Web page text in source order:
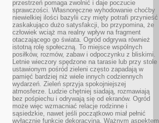
przestrzeń pomaga zwolnić i daje poczucie
sprawczości. Własnoręczne wyhodowanie choćby
niewielkiej ilości bazylii czy mięty potrafi przynieść
zaskakująco dużo satysfakcji, bo przypomina, że
człowiek wciąż ma realny wpływ na fragment
otaczającego go świata. Ogród odgrywa również
istotną rolę społeczną. To miejsce wspólnych
posiłków, rozmów, zabaw i odpoczynku z bliskimi.
Letnie wieczory spędzone na tarasie lub przy stole
ustawionym pośród zieleni często zapadają w
pamięć bardziej niż wiele innych codziennych
wydarzeń. Zieleń sprzyja spokojniejszej
atmosferze. Ludzie chętniej siadają, rozmawiają
bez pośpiechu i odrywają się od ekranów. Ogród
może więc wzmacniać relacje rodzinne i
sąsiedzkie, nawet jeśli początkowo miał pełnić
wyłącznie funkcję dekoracyjną. Ważnym aspektem